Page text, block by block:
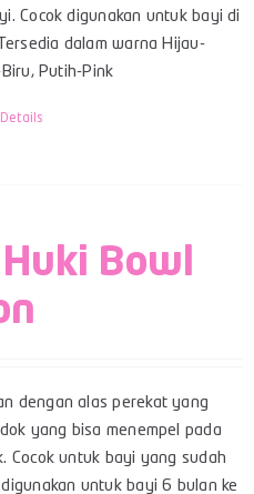
Cocok digunakan untuk bayi di
dalam warna Hijau-
Putih-Pink
Details
Bowl
dengan alas perekat yang
yang bisa menempel pada
Cocok untuk bayi yang sudah
untuk bayi 6 bulan ke